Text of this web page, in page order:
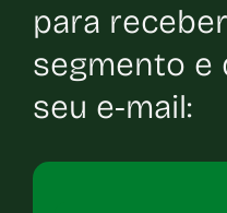
para
segmento e
seu e-mail: